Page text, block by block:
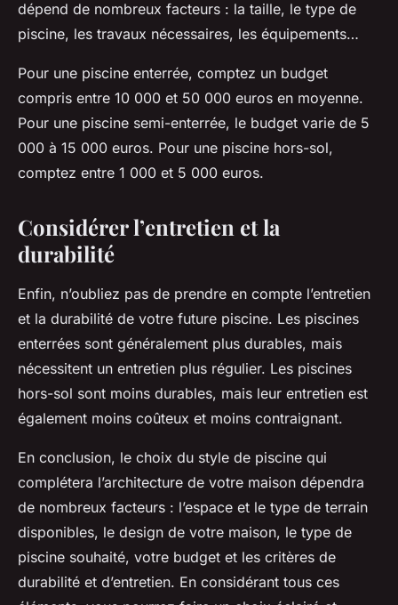
dépend de nombreux facteurs : la taille, le type de
piscine, les travaux nécessaires, les équipements…
Pour une piscine enterrée, comptez un budget
compris entre 10 000 et 50 000 euros en moyenne.
Pour une piscine semi-enterrée, le budget varie de 5
000 à 15 000 euros. Pour une piscine hors-sol,
comptez entre 1 000 et 5 000 euros.
Considérer l’entretien et la
durabilité
Enfin, n’oubliez pas de prendre en compte l’entretien
et la durabilité de votre future piscine. Les piscines
enterrées sont généralement plus durables, mais
nécessitent un entretien plus régulier. Les piscines
hors-sol sont moins durables, mais leur entretien est
également moins coûteux et moins contraignant.
En conclusion, le choix du style de piscine qui
complétera l’architecture de votre maison dépendra
de nombreux facteurs : l’espace et le type de terrain
disponibles, le design de votre maison, le type de
piscine souhaité, votre budget et les critères de
durabilité et d’entretien. En considérant tous ces